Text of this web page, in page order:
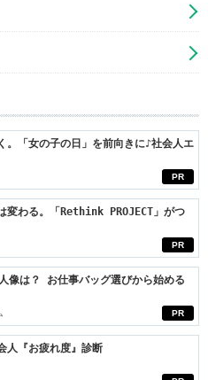
PR
。「女の子の日」を前向きに♪社会人エ
PR
変わる。「Rethink PROJECT」がつ
PR
像は？ お仕事バッグ選びから始める
人『お疲れ度』診断